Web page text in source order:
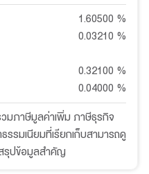
1.60500 %
0.03210 %
0.32100 %
0.04000 %
มภาษีมูลค่าเพิ่ม ภาษีธุรกิจ
รมเนียมที่เรียกเก็บสามารถดู
รุปข้อมูลสำคัญ